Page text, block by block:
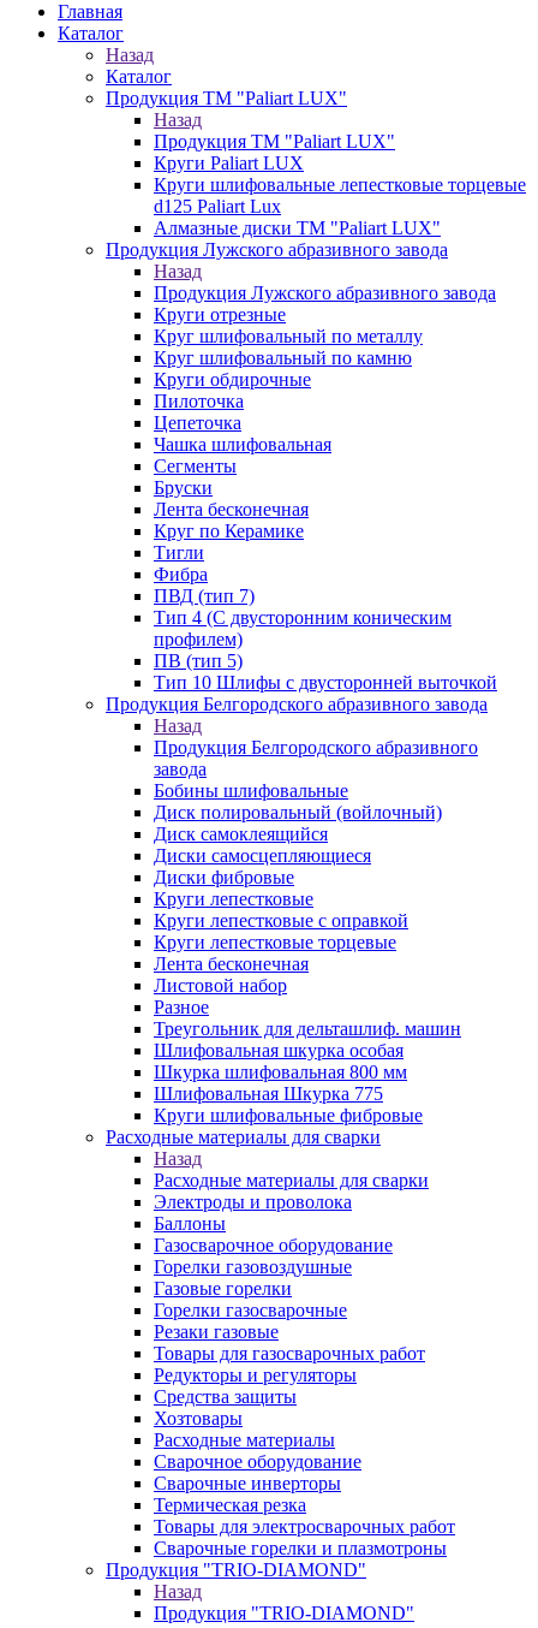
Главная
Каталог
Назад
Каталог
Продукция ТМ "Paliart LUX"
Назад
Продукция ТМ "Paliart LUX"
Круги Paliart LUX
Круги шлифовальные лепестковые торцевые
d125 Paliart Lux
Алмазные диски ТМ "Paliart LUX"
Продукция Лужского абразивного завода
Назад
Продукция Лужского абразивного завода
Круги отрезные
Круг шлифовальный по металлу
Круг шлифовальный по камню
Круги обдирочные
Пилоточка
Цепеточка
Чашка шлифовальная
Сегменты
Бруски
Лента бесконечная
Круг по Керамике
Тигли
Фибра
ПВД (тип 7)
Тип 4 (С двусторонним коническим
профилем)
ПВ (тип 5)
Тип 10 Шлифы с двусторонней выточкой
Продукция Белгородского абразивного завода
Назад
Продукция Белгородского абразивного
завода
Бобины шлифовальные
Диск полировальный (войлочный)
Диск самоклеящийся
Диски самосцепляющиеся
Диски фибровые
Круги лепестковые
Круги лепестковые с оправкой
Круги лепестковые торцевые
Лента бесконечная
Листовой набор
Разное
Треугольник для дельташлиф. машин
Шлифовальная шкурка особая
Шкурка шлифовальная 800 мм
Шлифовальная Шкурка 775
Круги шлифовальные фибровые
Расходные материалы для сварки
Назад
Расходные материалы для сварки
Электроды и проволока
Баллоны
Газосварочное оборудование
Горелки газовоздушные
Газовые горелки
Горелки газосварочные
Резаки газовые
Товары для газосварочных работ
Редукторы и регуляторы
Средства защиты
Хозтовары
Расходные материалы
Сварочное оборудование
Сварочные инверторы
Термическая резка
Товары для электросварочных работ
Сварочные горелки и плазмотроны
Продукция "TRIO-DIAMOND"
Назад
Продукция "TRIO-DIAMOND"